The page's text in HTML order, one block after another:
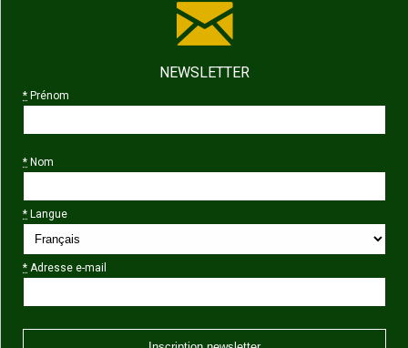
NEWSLETTER
* Prénom
* Nom
* Langue
* Adresse e-mail